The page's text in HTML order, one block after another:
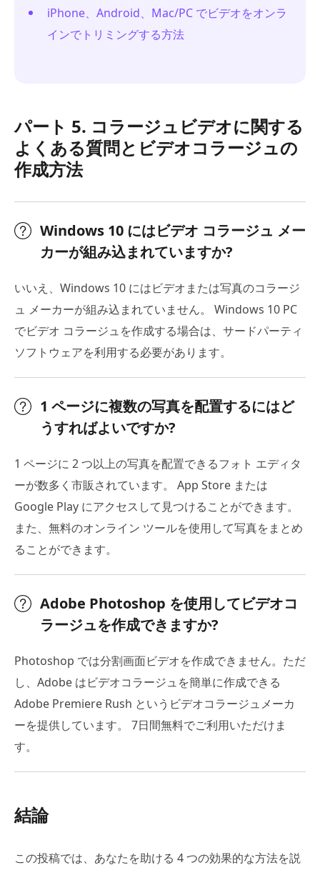
iPhone、Android、Mac/PC でビデオをオンラ
インでトリミングする方法
パート 5. コラージュビデオに関する
よくある質問とビデオコラージュの
作成方法
Windows 10 にはビデオ コラージュ メー
カーが組み込まれていますか?
いいえ、Windows 10 にはビデオまたは写真のコラージ
ュ メーカーが組み込まれていません。 Windows 10 PC
でビデオ コラージュを作成する場合は、サードパーティ
ソフトウェアを利用する必要があります。
1 ページに複数の写真を配置するにはど
うすればよいですか?
1 ページに 2 つ以上の写真を配置できるフォト エディタ
ーが数多く市販されています。 App Store または
Google Play にアクセスして見つけることができます。
また、無料のオンライン ツールを使用して写真をまとめ
ることができます。
Adobe Photoshop を使用してビデオコ
ラージュを作成できますか?
Photoshop では分割画面ビデオを作成できません。ただ
し、Adobe はビデオコラージュを簡単に作成できる
Adobe Premiere Rush というビデオコラージュメーカ
ーを提供しています。 7日間無料でご利用いただけま
す。
結論
この投稿では、あなたを助ける 4 つの効果的な方法を説